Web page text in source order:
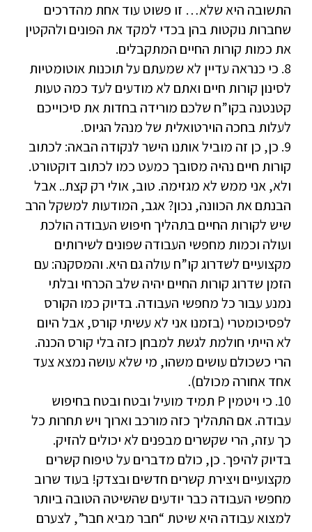
התשובה היא שלא… זו פשוט עוד אחת מהדרכים
שחברות נוקטות בהן בכדי למקד את הפונים ולהקטין
את כמות קורות החיים המתקבלים.
8. כי כנראה עדיין לא שמעתם על תוכנות אוטומטיות
לסינון קורות חיים ואתם לא מודעים לעד כמה טעות
קטנטנה בקו”ח שלכם מורידה בחדות את סיכוייכם
לעלות בחכה הוירטואלית של מנהל הגיוס.
9. כן, כן זה מוביל אותנו הישר לנקודה הבאה: לכתוב
קורות חיים נהיה מסובך כמעט כמו לכתוב דוקטורט.
ולא, אני ממש לא מגזימה. טוב, אולי רק קצת.. אבל
הבנתם את הכוונה, נכון? אגב, המודעות למשקל הרב
שיש לקורות החיים בתהליך חיפוש העבודה הולכת
ועולה וכמות מחפשי העבודה שפונים לשירותים
מקצועיים לשדרוג קו”ח עולה גם היא. והמסקנה: עם
הזמן שדרוג קורות החיים יהיה שלב הכרחי ובלתי
נמנע עבור כל מחפשי העבודה. בדיוק כמו הקורס
לפסיכומטרי (בזמנו אני לא עשיתי קורס, אבל היום
לא הייתי חולמת לגשת למבחן כזה בלי קורס הכנה.
הרי כשכולם עושים משהו, מי שלא עושה נמצא צעד
אחד אחורה מכולם).
10. כי ויטמין P תמיד מועיל ובטח ובטח בחיפוש
עבודה. אם התהליך כזה מורכב וארוך ויש תחרות כל
כך עזה, הרי שקשרים מבפנים לא יכולים להזיק.
בדיוק להיפך. כן, כולם מדברים על טיפוח קשרים
מקצועיים ויצירת קשרים חדשים ובצדק! בעוד שרוב
מחפשי העבודה כבר יודעים שהשיטה הטובה ביותר
למצוא עבודה היא שיטת “חבר מביא חבר”, לצערם